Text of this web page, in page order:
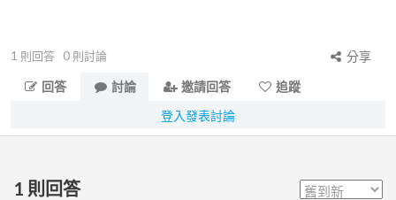
1 則回答 0 則討論
分享
回答
討論 邀請回答
追蹤
登入發表討論
1 則回答